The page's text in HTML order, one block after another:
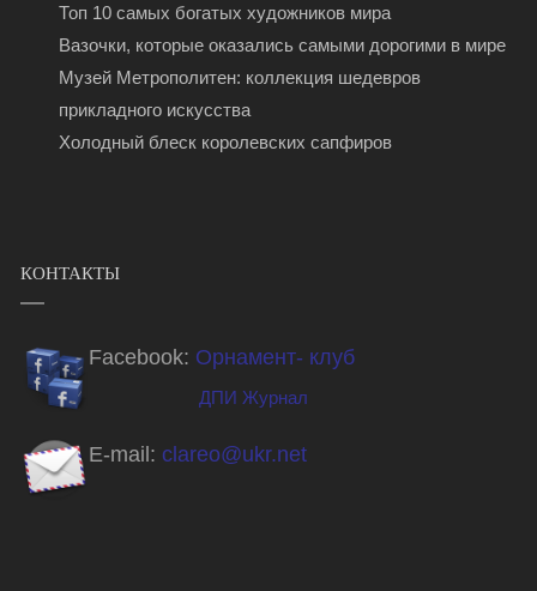
Топ 10 самых богатых художников мира
Вазочки, которые оказались самыми дорогими в мире
Музей Метрополитен: коллекция шедевров
прикладного искусства
Холодный блеск королевских сапфиров
КОНТАКТЫ
Facebook: Орнамент- клуб
ДПИ Журнал
E-mail: clareo@ukr.net